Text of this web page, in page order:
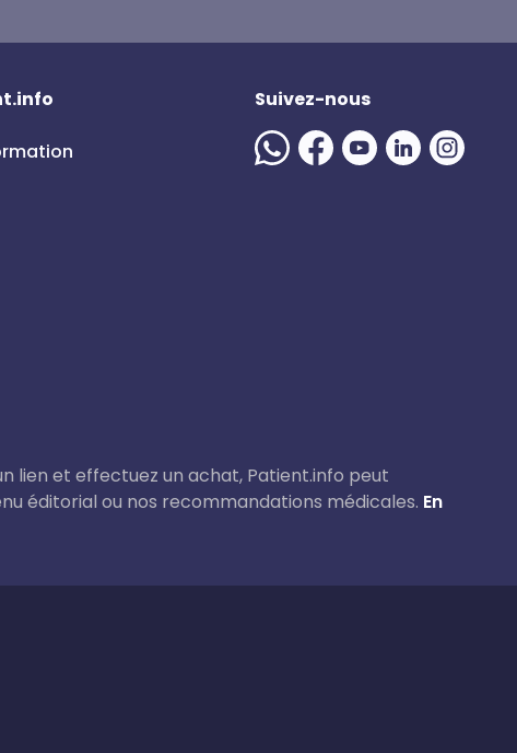
Suivez-nous
lien et effectuez un achat, Patient.info peut
éditorial ou nos recommandations médicales. En